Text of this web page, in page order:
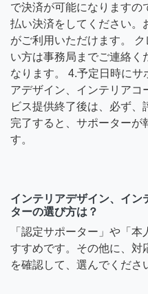
で決済が可能になりますの
払い決済をしてください。
がご利用いただけます。
い方は事務局までご連絡く
なります。 4.予定日時にサ
アデザイン、インテリアコ
ビス提供終了後は、必ず
完了すると、サポーターが
す。
インテリアデザイン、イン
ターの選び方は？
「認定サポーター」や「
すすめです。その他に、対
を確認して、選んでくださ